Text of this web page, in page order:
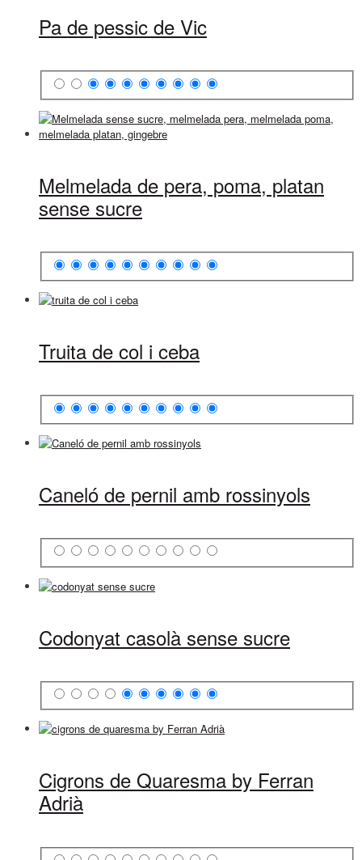
Pa de pessic de Vic
Melmelada de pera, poma, platan
sense sucre
Truita de col i ceba
Caneló de pernil amb rossinyols
Codonyat casolà sense sucre
Cigrons de Quaresma by Ferran
Adrià